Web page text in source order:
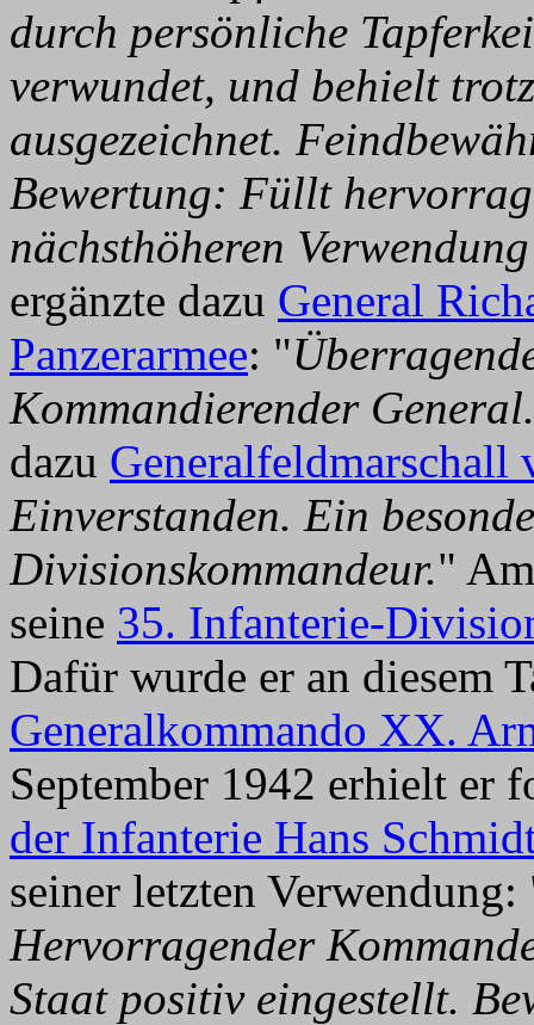
durch persönliche
verwundet, und behielt
ausgezeichnet.
Bewertung: Füllt
nächsthöheren
ergänzte dazu General
Panzerarmee: "
Kommandierender General.
dazu Generalfeldmarschall
Einverstanden. Ein
Divisionskommandeur."
seine 35. Infanterie-
Dafür wurde er an diesem
Generalkommando XX.
September 1942 erhielt er
der Infanterie Hans
seiner letzten Verwendung:
Hervorragender
Staat positiv eingestellt.